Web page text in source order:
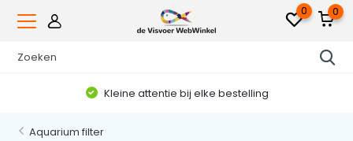
0 0
Kleine attentie bij elke bestelling
Aquarium filter